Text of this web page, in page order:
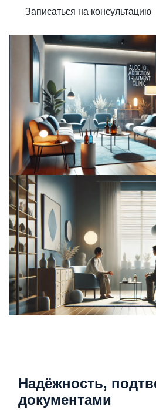
Записаться на консультацию
Надёжность,
документами